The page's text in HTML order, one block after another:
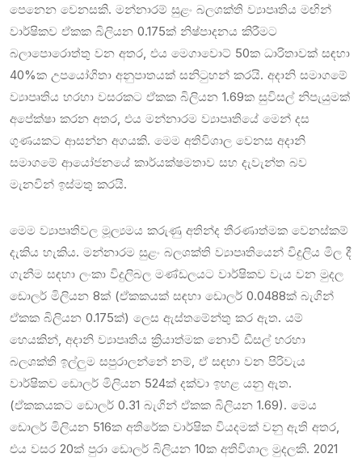
පෙනෙන වෙනසකි. මන්නාරම් සුළං බලශක්ති ව්‍යාපෘතිය මඟින්
වාර්ෂිකව ඒකක බිලියන 0.175ක් නිෂ්පාදනය කිරීමට
බලාපොරොත්තු වන අතර, එය මෙගාවොට් 50ක ධාරිතාවක් සඳහා
40%ක උපයෝගිතා අනුපාතයක් සනිටුහන් කරයි. අදානි සමාගමේ
ව්‍යාපෘතිය හරහා වසරකට ඒකක බිලියන 1.69ක සුවිසල් නිපැයුමක්
අපේක්ෂා කරන අතර, එය මන්නාරම ව්‍යාපෘතියේ මෙන් දස
ගුණයකට ආසන්න අගයකි. මෙම අතිවිශාල වෙනස අදානි
සමාගමේ ආයෝජනයේ කාර්යක්ෂමතාව සහ දැවැන්ත බව
මැනවින් ඉස්මතු කරයි.
මෙම ව්‍යාපෘතිවල මූල්‍යමය කරුණු අතින්ද තීරණාත්මක වෙනස්කම්
දැකිය හැකිය. මන්නාරම සුළං බලශක්ති ව්‍යාපෘතියෙන් විදුලිය මිල දී
ගැනීම සඳහා ලංකා විදුලිබල මණ්ඩලයට වාර්ෂිකව වැය වන මුදල
ඩොලර් මිලියන 8ක් (ඒකකයක් සඳහා ඩොලර් 0.0488ක් බැගින්
ඒකක බිලියන 0.175ක්) ලෙස ඇස්තමේන්තු කර ඇත. යම්
හෙයකින්, අදානි ව්‍යාපෘතිය ක්‍රියාත්මක නොවී ඩීසල් හරහා
බලශක්ති ඉල්ලුම සපුරාලන්නේ නම්, ඒ සඳහා වන පිරිවැය
වාර්ෂිකව ඩොලර් මිලියන 524ක් දක්වා ඉහළ යනු ඇත.
(ඒකකයකට ඩොලර් 0.31 බැගින් ඒකක බිලියන 1.69). මෙය
ඩොලර් මිලියන 516ක අතිරේක වාර්ෂික වියදමක් වනු ඇති අතර,
එය වසර 20ක් පුරා ඩොලර් බිලියන 10ක අතිවිශාල මුදලකි. 2021